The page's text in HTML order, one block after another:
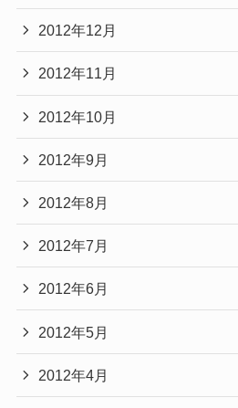
2012年12月
2012年11月
2012年10月
2012年9月
2012年8月
2012年7月
2012年6月
2012年5月
2012年4月